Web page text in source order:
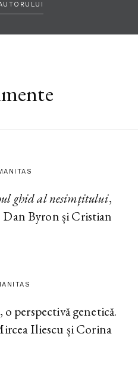
ghid al nesimțitului,
Dan Byron și Cristian
perspectivă genetică.
Iliescu și Corina